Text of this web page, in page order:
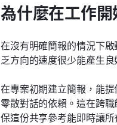
為什麼在工作
在沒有明確簡報的情況下
乏方向的速度很少能產生
在專案初期建立簡報，能
零散對話的依賴。這在跨
保這份共享參考能即時讓所